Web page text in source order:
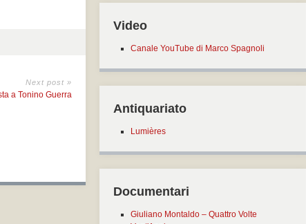
Next post »
a Tonino Guerra
Video
Canale YouTube di Marco Spagnoli
Antiquariato
Lumières
Documentari
Giuliano Montaldo – Quattro Volte